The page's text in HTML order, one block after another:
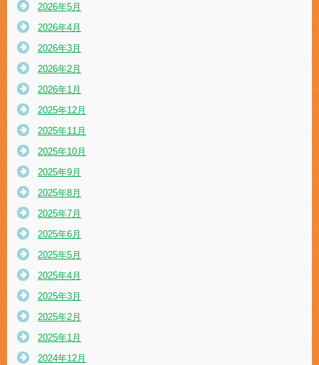
2026年5月
2026年4月
2026年3月
2026年2月
2026年1月
2025年12月
2025年11月
2025年10月
2025年9月
2025年8月
2025年7月
2025年6月
2025年5月
2025年4月
2025年3月
2025年2月
2025年1月
2024年12月